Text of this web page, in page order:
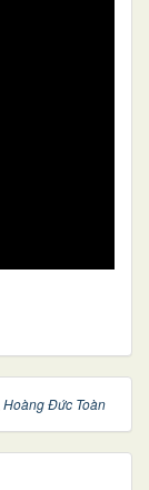
Hoàng Đức Toàn